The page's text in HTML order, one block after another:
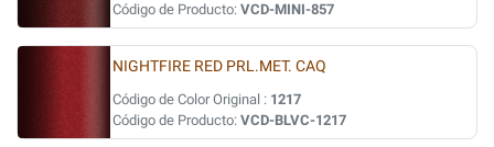
Código de Producto: VCD-MINI-857
NIGHTFIRE RED PRL.MET. CAQ
Código de Color Original : 1217
Código de Producto: VCD-BLVC-1217